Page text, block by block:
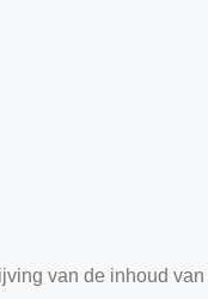
van de inhoud van